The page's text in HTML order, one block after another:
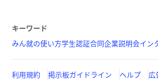
キーワード
みん就の使い方学生認証合同企業説明会イン
利用規約 掲示板ガイドライン ヘルプ 広